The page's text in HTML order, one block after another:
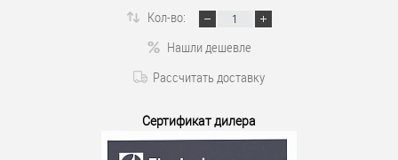
Кол-во:
Нашли дешевле
Рассчитать доставку
Сертификат дилера